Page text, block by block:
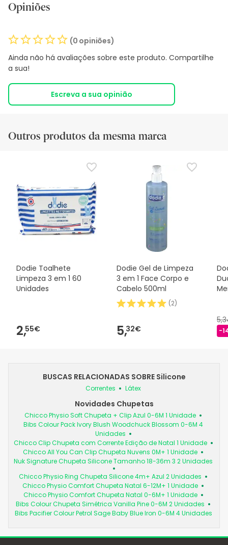
Opiniões
(0 opiniões)
Ainda não há avaliações sobre este produto. Compartilhe
a sua!
Escreva a sua opinião
Outros produtos da mesma marca
Dodie Toalhete
Limpeza 3 em 1 60
Unidades
2,55€
Dodie Gel de Limpeza
3 em 1 Face Corpo e
Cabelo 500ml
(2)
5,32€ -
BUSCAS RELACIONADAS SOBRE Silicone
Correntes Látex
Novidades Chupetas
Chicco Physio Soft Chupeta + Clip Azul 0-6M 1 Unidade
Bibs Colour Pack Ivory Blush Woodchuck Blossom 0-6M 4
Unidades
Chicco Clip Chupeta com Corrente Edição de Natal 1 Unidade
Chicco All You Can Clip Chupeta Nuvens 0M+ 1 Unidade
Nuk Signature Chupeta Silicone Tamanho 18-36m 3 2 Unidades
Chicco Physio Ring Chupeta Silicone 4m+ Azul 2 Unidades
Chicco Physio Comfort Chupeta Natal 6-12M+ 1 Unidade
Chicco Physio Comfort Chupeta Natal 0-6M+ 1 Unidade
Bibs Colour Chupeta Simétrica Vanilla Pine 0-6M 2 Unidades
Bibs Pacifier Colour Petrol Sage Baby Blue Iron 0-6M 4 Unidades